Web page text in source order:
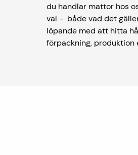
du handlar mattor hos
val - både vad det
löpande med att hitta
förpackning, produktion